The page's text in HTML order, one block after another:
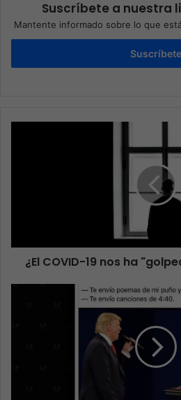
Suscríbete a nuestra
Mantente informado sobre lo que
Suscríbete
¿El COVID-19 nos ha